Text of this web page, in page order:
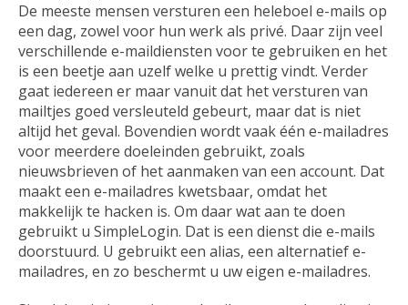
De meeste mensen versturen een heleboel e-mails op
een dag, zowel voor hun werk als privé. Daar zijn veel
verschillende e-maildiensten voor te gebruiken en het
is een beetje aan uzelf welke u prettig vindt. Verder
gaat iedereen er maar vanuit dat het versturen van
mailtjes goed versleuteld gebeurt, maar dat is niet
altijd het geval. Bovendien wordt vaak één e-mailadres
voor meerdere doeleinden gebruikt, zoals
nieuwsbrieven of het aanmaken van een account. Dat
maakt een e-mailadres kwetsbaar, omdat het
makkelijk te hacken is. Om daar wat aan te doen
gebruikt u SimpleLogin. Dat is een dienst die e-mails
doorstuurd. U gebruikt een alias, een alternatief e-
mailadres, en zo beschermt u uw eigen e-mailadres.